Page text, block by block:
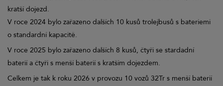
kratší dojezd.
V roce 2024 bylo zařazeno dalších 10 kusů trolejbusů s bateriemi
o standardní kapacitě.
V roce 2025 bylo zařazeno dalších 8 kusů, čtyři se stardadní
baterií a čtyři s menší baterií s kratším dojezdem.
Celkem je tak k roku 2026 v provozu 10 vozů 32Tr s menší baterií